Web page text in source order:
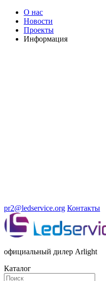
О нас
Новости
Проекты
Информация
pr2@ledservice.org Контакты
официальный дилер Arlight
Каталог